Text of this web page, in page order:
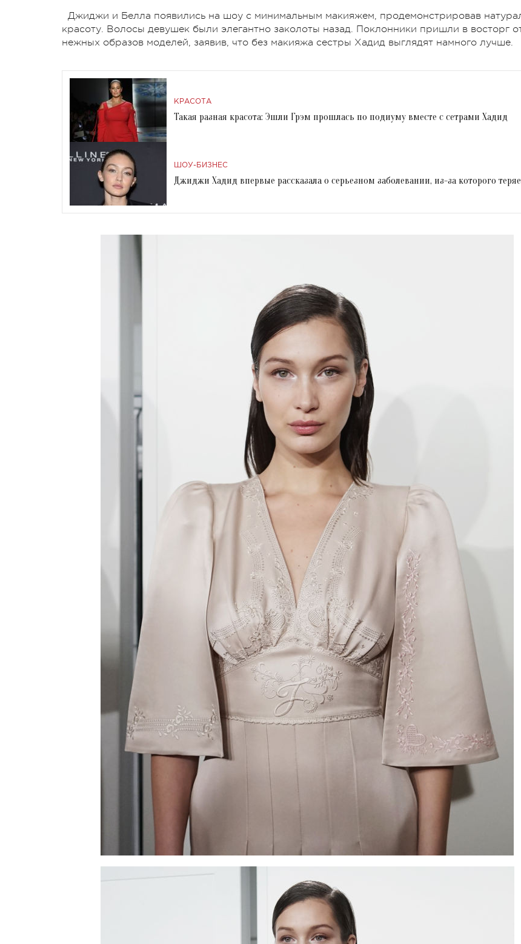
Джиджи и Белла появились на шоу с минимальным макияжем, продемонстрировав
красоту. Волосы девушек были элегантно заколоты назад. Поклонники пришли в восторг
нежных образов моделей, заявив, что без макияжа сестры Хадид выглядят намного лучше.
КРАСОТА
Такая разная красота: Эшли Грэм прошлась по подиуму вместе с сетрами Хадид
ШОУ-БИЗНЕС
Джиджи Хадид впервые рассказала о серьезном заболевании, из-за которого